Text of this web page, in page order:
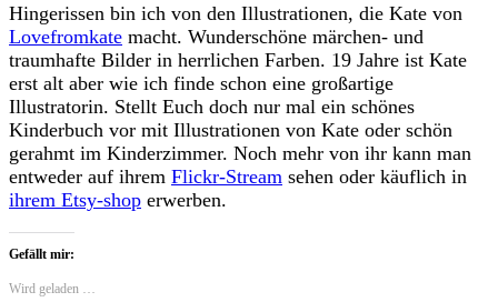
Hingerissen bin ich von den Illustrationen, die Kate von
Lovefromkate macht. Wunderschöne märchen- und
traumhafte Bilder in herrlichen Farben. 19 Jahre ist Kate
erst alt aber wie ich finde schon eine großartige
Illustratorin. Stellt Euch doch nur mal ein schönes
Kinderbuch vor mit Illustrationen von Kate oder schön
gerahmt im Kinderzimmer. Noch mehr von ihr kann man
entweder auf ihrem Flickr-Stream sehen oder käuflich in
ihrem Etsy-shop erwerben.
Gefällt mir:
Wird geladen …